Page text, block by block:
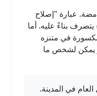
عبارة "إصلاح
بناءً عليه. أما
في متنزه
يمكن لشخص ما
في المدينة.